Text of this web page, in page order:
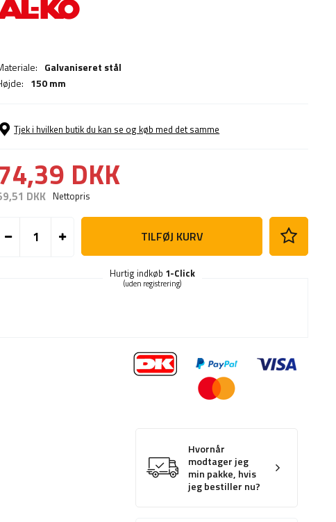
Galvaniseret stål
150 mm
Tjek i hvilken butik du kan se og køb med det samme
DKK
DKK Nettopris
TILFØJ KURV
Hurtig indkøb 1-Click
(uden registrering)
Hvornår
modtager jeg
min pakke, hvis
jeg bestiller nu?